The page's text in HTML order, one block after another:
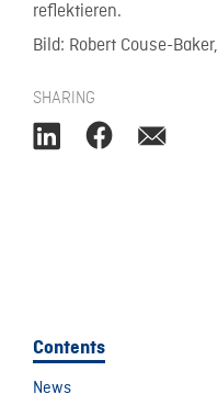
reflektieren.
Bild: Robert Couse-Baker,
SHARING
Contents
News